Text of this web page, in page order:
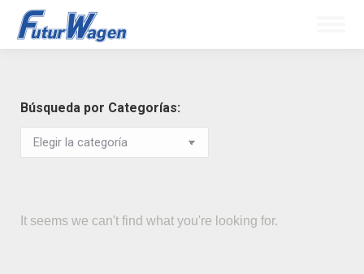
Búsqueda por Categorías:
It seems we can't find what you're looking for.